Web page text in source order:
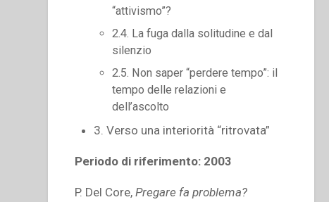
“attivismo”?
2.4. La fuga dalla solitudine e dal
silenzio
2.5. Non saper “perdere tempo”: il
tempo delle relazioni e
dell’ascolto
3. Verso una interiorità “ritrovata”
Periodo di riferimento: 2003
P. Del Core,Pregare fa problema?